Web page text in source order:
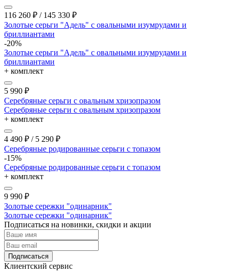
116 260 ₽ / 145 330 ₽
Золотые серьги "Адель" с овальными изумрудами и
бриллиантами
-20%
Золотые серьги "Адель" с овальными изумрудами и
бриллиантами
+ комплект
5 990 ₽
Серебряные серьги с овальным хризопразом
Серебряные серьги с овальным хризопразом
+ комплект
4 490 ₽ / 5 290 ₽
Серебряные родированные серьги с топазом
-15%
Серебряные родированные серьги с топазом
+ комплект
9 990 ₽
Золотые сережки "одинарник"
Золотые сережки "одинарник"
Подписаться на новинки, скидки и акции
Подписаться
Клиентский сервис